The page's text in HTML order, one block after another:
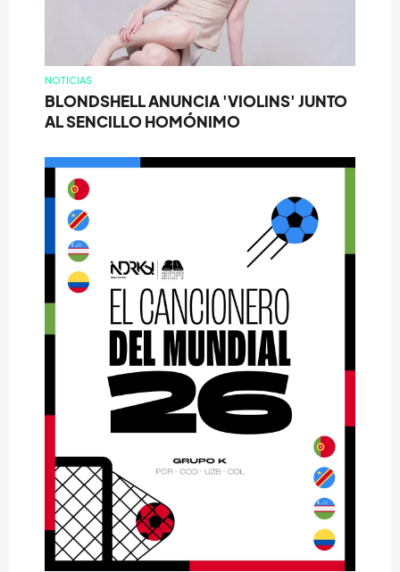
NOTICIAS
BLONDSHELL ANUNCIA 'VIOLINS' JUNTO
AL SENCILLO HOMÓNIMO